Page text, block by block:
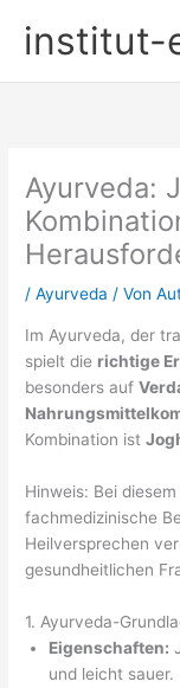
Inhaltinstitut-
Ayurveda:
/Ayurveda / Von
Im Ayurveda, der
spielt die richtige
besonders auf
Kombination ist
Hinweis: Bei
fachmedizinische
Heilversprechen
gesundheitlichen
1. Ayurveda-
Eigenschaften:
und leicht sauer.